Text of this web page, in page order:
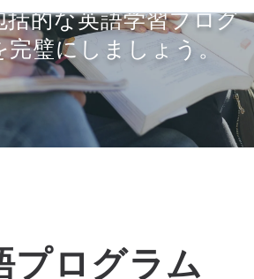
括的な英語学習プログ
完璧にしましょう。
プログラム